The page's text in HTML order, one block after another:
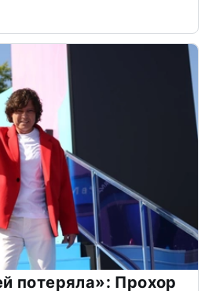
потеряла»: Прохор